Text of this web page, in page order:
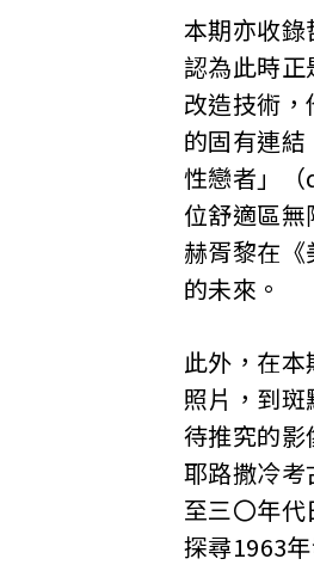
本期亦收
認為此時
改造技術
的固有連
性戀者」
位舒適區
赫胥黎在
的未來。
此外，在
照片，到
待推究的
耶路撒冷
至三〇年
探尋1963